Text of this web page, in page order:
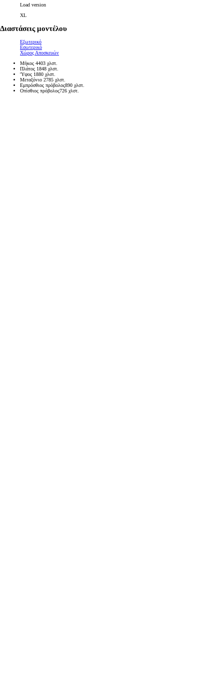
Load version
XL
Διαστάσεις μοντέλου
Εξωτερικό
Εσωτερικό
Χώρος Αποσκευών
Μήκος 4403 χλστ.
Πλάτος 1848 χλστ.
'Υψος 1880 χλστ.
Μεταξόνιο 2785 χλστ.
Εμπρόσθιος πρόβολος890 χλστ.
Οπίσθιος πρόβολος726 χλστ.